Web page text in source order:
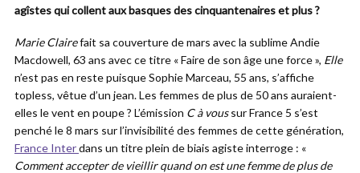
agîstes qui collent aux basques des cinquantenaires et plus ?
Marie Clairefait sa couverture de mars avec la sublime Andie
Macdowell, 63 ans avec ce titre « Faire de son âge une force », Elle
n’est pas en reste puisque Sophie Marceau, 55 ans, s’affiche
topless, vêtue d’un jean. Les femmes de plus de 50 ans auraient-
elles le vent en poupe ? L’émission C à voussur France 5 s’est
penché le 8 mars sur l’invisibilité des femmes de cette génération,
France Interdans un titre plein de biais agiste interroge : «
Comment accepter de vieillir quand on est une femme de plus de